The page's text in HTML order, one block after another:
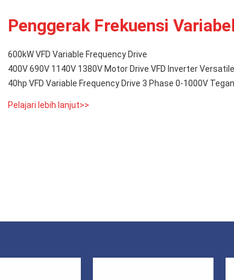
Penggerak Frekuensi
600kW VFD Variable Frequency Drive
400V 690V 1140V 1380V Motor Drive VFD Inverter
40hp VFD Variable Frequency Drive 3 Phase 0-1000V
Pelajari lebih lanjut>>